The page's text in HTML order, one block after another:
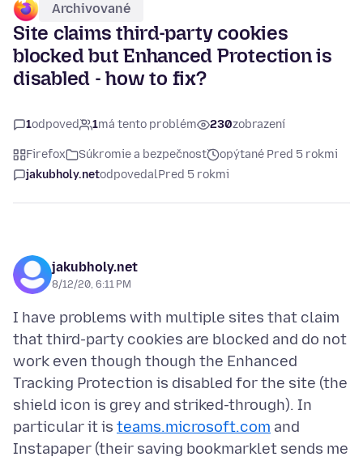
Archivované
Site claims third-party cookies
blocked but Enhanced Protection is
disabled - how to fix?
1odpoveď 1má tento problém 230zobrazení
Firefox Súkromie a bezpečnosť
opýtané Pred 5 rokmi
jakubholy.netodpovedalPred 5 rokmi
jakubholy.net
8/12/20, 6:11 PM
I have problems with multiple sites that claim
that third-party cookies are blocked and do not
work even though though the Enhanced
Tracking Protection is disabled for the site (the
shield icon is grey and striked-through). In
particular it is teams.microsoft.com and
Instapaper (their saving bookmarklet sends me